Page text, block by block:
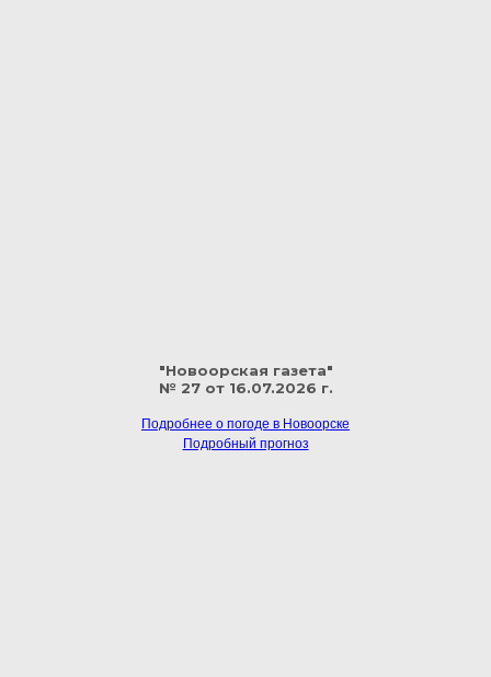
"Новоорская газета"
№ 27 от 16.07.2026 г.
Подробнее о погоде в Новоорске
Подробный прогноз